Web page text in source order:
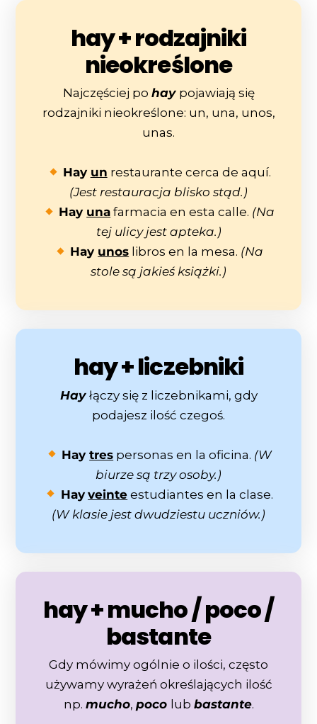
hay + rodzajniki
nieokreślone
Najczęściej po hay pojawiają się
rodzajniki nieokreślone: un, una, unos,
unas.
Hay un restaurante cerca de aquí.
(Jest restauracja blisko stąd.)
Hay una farmacia en esta calle. (Na
tej ulicy jest apteka.)
Hay unos libros en la mesa. (Na
stole są jakieś książki.)
hay + liczebniki
Hay łączy się z liczebnikami, gdy
podajesz ilość czegoś.
Haytres personas en la oficina. (W
biurze są trzy osoby.)
Hay veinte estudiantes en la clase.
(W klasie jest dwudziestu uczniów.)
hay + mucho / poco /
bastante
Gdy mówimy ogólnie o ilości, często
używamy wyrażeń określających ilość
np. mucho, poco lub bastante.